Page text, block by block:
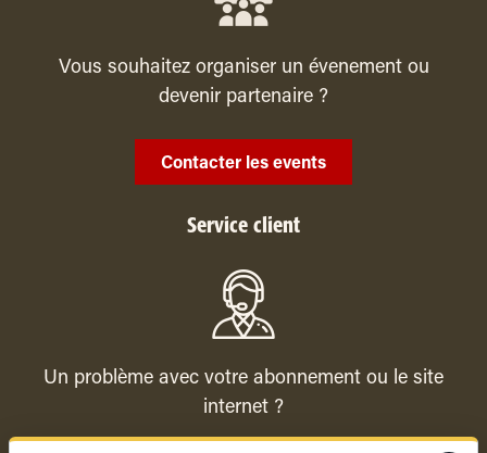
Vous souhaitez organiser un évenement ou
devenir partenaire ?
Contacter les events
Service client
Un problème avec votre abonnement ou le site
internet ?